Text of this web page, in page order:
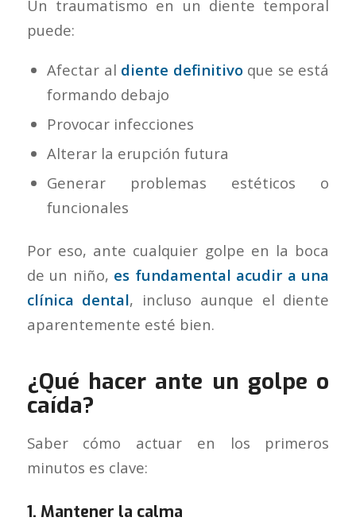
Un traumatismo en un diente temporal
puede:
Afectar al diente definitivoque se está
formando debajo
Provocar infecciones
Alterar la erupción futura
Generar problemas estéticos o
funcionales
Por eso, ante cualquier golpe en la boca
de un niño, es fundamental acudir a una
clínica dental, incluso aunque el diente
aparentemente esté bien.
¿Qué hacer ante un golpe o
caída?
Saber cómo actuar en los primeros
minutos es clave:
1. Mantener la calma